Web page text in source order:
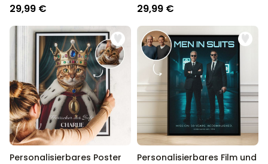
29,99 € 29,99 €
Personalisierbares Poster
Personalisierbares Film und